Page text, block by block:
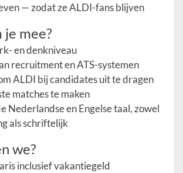
— zodat ze ALDI-fans blijven
mee?
en denkniveau
recruitment en ATS-systemen
ALDI bij candidates uit te dragen
matches te maken
Nederlandse en Engelse taal, zowel
als schriftelijk
we?
inclusief vakantiegeld